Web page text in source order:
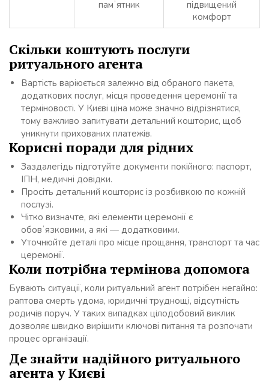
памʼятник
підвищений
комфорт
Скільки коштують послуги
ритуального агента
Вартість варіюється залежно від обраного пакета,
додаткових послуг, місця проведення церемонії та
терміновості. У Києві ціна може значно відрізнятися,
тому важливо запитувати детальний кошторис, щоб
уникнути прихованих платежів.
Корисні поради для рідних
Заздалегідь підготуйте документи покійного: паспорт,
ІПН, медичні довідки.
Просіть детальний кошторис із розбивкою по кожній
послузі.
Чітко визначте, які елементи церемонії є
обовʼязковими, а які — додатковими.
Уточнюйте деталі про місце прощання, транспорт та час
церемонії.
Коли потрібна термінова допомога
Бувають ситуації, коли ритуальний агент потрібен негайно:
раптова смерть удома, юридичні труднощі, відсутність
родичів поруч. У таких випадках цілодобовий виклик
дозволяє швидко вирішити ключові питання та розпочати
процес організації.
Де знайти надійного ритуального
агента у Києві